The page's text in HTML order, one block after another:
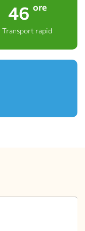
48 ore
Transport rapid